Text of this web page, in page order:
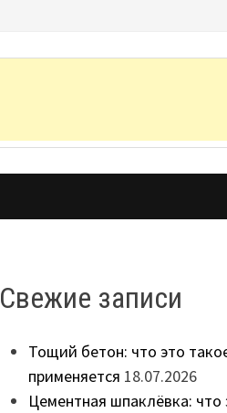
Свежие записи
Тощий бетон: что это
применяется 18.07.2026
Цементная шпаклёвка: что